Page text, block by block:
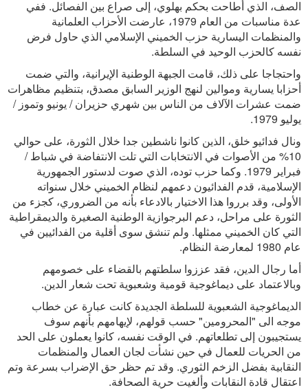
الصف، الذي أطاحت بحكم بهلوي، إلى صراع بين الفصائل. ففي
عدة مناسبات من العام 1979، عارضت الأحزاب العلمانية
والمنظمات اليسارية حزب الخميني الإسلامي الذي حاول فرض
نفسه كالحزب الوحيد في السلطة.
واحتجاجا على ذلك، قامت الجبهة الوطنية الإيرانية، والتي ضمت
أحزابا يسارية وموالين لنهج الوزير السابق مصدق، بتنظيم مظاهرات
ضمت عشرات الآلاف من الناس بين شهري حزيران / يونيو وتموز /
يوليو 1979.
ونال فدائيو خلق، الذين كانوا ناشطين جدا خلال الثورة، على حوالي
10% من الأصوات في الانتخابات التي تلت الانتفاضة في شباط /
فبراير 1979. وكما حزب توده، الذي صوت لدستور الجمهورية
الإسلامية، قدم الفدائيون دعمهم لنظام الخميني خلال سنواته
الأولى، وقد برروا هذا الاختيار بالادعاء بأنه من الضروري، كجزء من
الثورة على مراحل، دعم البرجوازية الوطنية الصغيرة والديمقراطية
التي كان الخميني ممثلها. ولم تنشق سوى أقلية من الفدائيين في
عام 1980 لمعارضة النظام.
أما رجال الدين، فقد عززوا سلطتهم بالقضاء على خصومهم
وبالاعتماد على ديماغوجية قومية وشعبوية تحت شعار الدين.
الديماغوجية الشعبوية للسلطة الجديدة كانت عبارة عن خطاب
موجه الى "المحرومين" حسب قولهم، لإيهامهم بأنهم سوف
يستجيبون إلى تطلعاتهم. في الوقت نفسه، كانوا يعملون على الحد
من الحريات للعمال في حين نشأت لجان العمال والمنظمات
النقابية بفضل الزخم الثوري. وقد تم حظر حق الإضراب بسرعة وتم
اعتقال قادة النقابات وألغيت حرية الصحافة.